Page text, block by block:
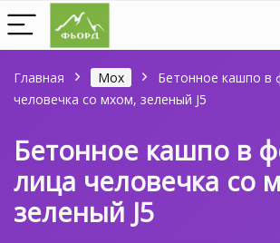
Главная Мох
Бетонное кашпо в
человечка со мхом, зеленый J5
Бетонное кашпо в
лица человечка со
зеленый J5